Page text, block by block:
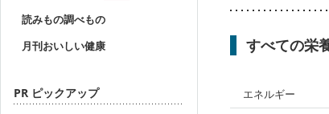
読みもの調べもの
月刊おいしい健康
PR ピックアップ
すべての栄
エネルギー